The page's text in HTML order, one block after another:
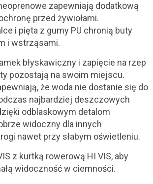
zapewniają dodatkową
przed żywiołami.
i pięta z gumy PU chronią buty
i wstrząsami.
błyskawiczny i zapięcie na rzep
pozostają na swoim miejscu.
że woda nie dostanie się do
najbardziej deszczowych
odblaskowym detalom
widoczny dla innych
nawet przy słabym oświetleniu.
z kurtką rowerową HI VIS, aby
widoczność w ciemności.